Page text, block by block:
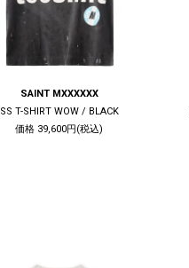
SAINT MXXXXXX
SS T-SHIRT WOW / BLACK
価格 39,600円(税込)